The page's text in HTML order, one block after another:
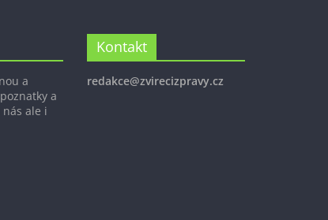
a
a
ale i
Kontakt
redakce@zvirecizpravy.cz